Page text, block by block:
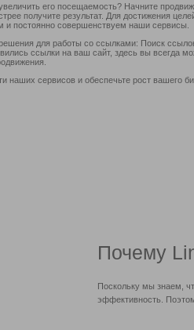
его посещаемость? Начните
получите результат. Для достижения
и постоянно совершенствуем наши сервисы.
для работы со ссылками: Поиск
ссылки на ваш сайт, здесь вы всегда
наших сервисов и обеспечьте рост вашего
Почему
Поскольку мы знаем,
эффективность.